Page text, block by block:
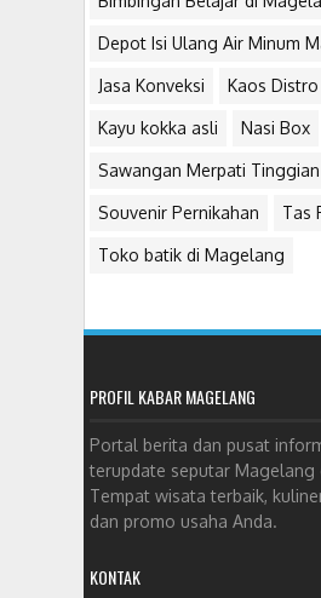
Depot Isi Ulang Air Minum
Jasa Konveksi Kaos
Kayu kokka asli Nasi Box
Sawangan Merpati Tinggian
Souvenir Pernikahan Tas
Toko batik di Magelang
PROFIL KABAR MAGELANG
Portal berita dan pusat
terupdate seputar Magelang
Tempat wisata terbaik,
dan promo usaha Anda.
KONTAK